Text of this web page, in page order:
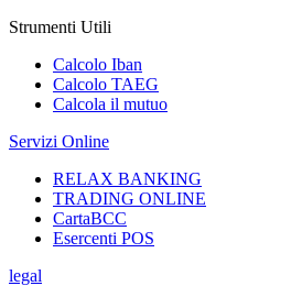
Strumenti Utili
Calcolo Iban
Calcolo TAEG
Calcola il mutuo
Servizi Online
RELAX BANKING
TRADING ONLINE
CartaBCC
Esercenti POS
legal